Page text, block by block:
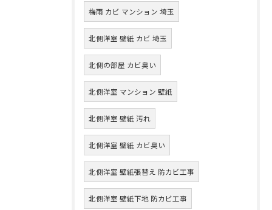
梅雨 カビ マンション 埼玉
北側洋室 壁紙 カビ 埼玉
北側の部屋 カビ臭い
北側洋室 マンション 壁紙
北側洋室 壁紙 汚れ
北側洋室 壁紙 カビ臭い
北側洋室 壁紙張替え 防カビ工事
北側洋室 壁紙下地 防カビ工事